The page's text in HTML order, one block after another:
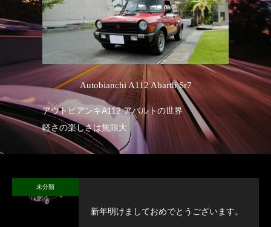
Autobianchi A112 Abarth Sr7
アウトビアンキA112 アバルトの世界
軽さの楽しさは無限大
未分類
新年明けましておめでとうございます。